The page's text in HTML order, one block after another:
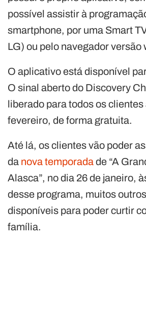
possível assistir à
smartphone, por uma Smart
LG) ou pelo navegador versão
O aplicativo está disponível
O sinal aberto do Discovery
liberado para todos os clientes
fevereiro, de forma gratuita.
Até lá, os clientes vão poder
da nova temporadade “A
Alasca”, no dia 26 de janeiro,
desse programa, muitos
disponíveis para poder curtir
família.